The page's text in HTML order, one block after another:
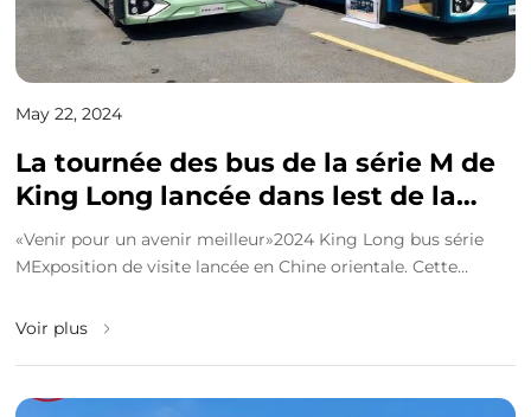
May 22, 2024
La tournée des bus de la série M de
King Long lancée dans lest de la
Chine
«Venir pour un avenir meilleur»2024 King Long bus série
MExposition de visite lancée en Chine orientale. Cette
Voir plus